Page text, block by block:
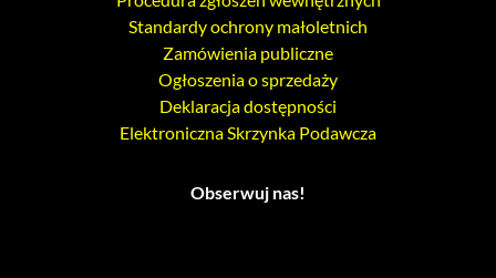
Standardy ochrony małoletnich
Zamówienia publiczne
Ogłoszenia o sprzedaży
Deklaracja dostępności
Elektroniczna Skrzynka Podawcza
Obserwuj nas!